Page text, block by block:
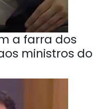
a farra dos
ministros do